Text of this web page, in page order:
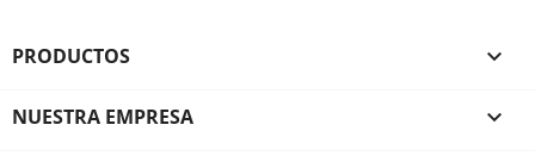
PRODUCTOS 
NUESTRA EMPRESA 